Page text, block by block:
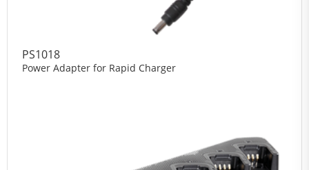
PS1018
Power Adapter for Rapid Charger